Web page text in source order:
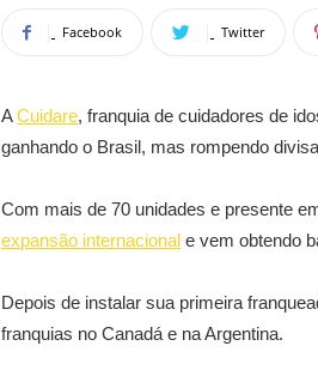
Facebook Twitter
ACuidare, franquia de cuidadores de
ganhando o Brasil, mas rompendo
Com mais de 70 unidades e presente
expansão internacional e vem obtendo
Depois de instalar sua primeira
franquias no Canadá e na Argentina.